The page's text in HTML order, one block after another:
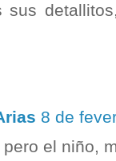
sus
8 de
el niño,